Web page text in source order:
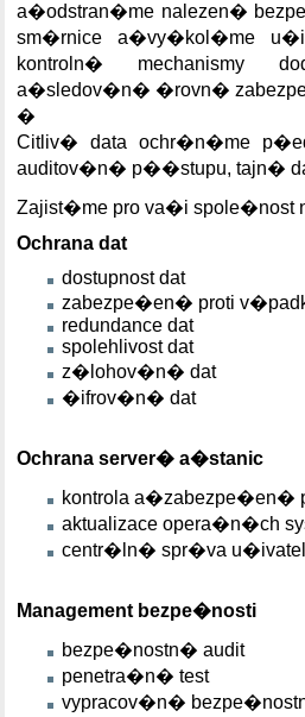
a�odstran�me nalezen�
sm�rnice a�vy�kol�me
kontroln� mechanismy
a�sledov�n� �rovn�
�
Citliv� data ochr�n�me
auditov�n� p��stupu, tajn�
Zajist�me pro va�i
Ochrana dat
dostupnost dat
zabezpe�en� proti
redundance dat
spolehlivost dat
z�lohov�n� dat
�ifrov�n� dat
Ochrana server� a�stanic
kontrola a�zabezpe�en�
aktualizace opera�n�ch
centr�ln� spr�va
Management bezpe�nosti
bezpe�nostn� audit
penetra�n� test
vypracov�n�